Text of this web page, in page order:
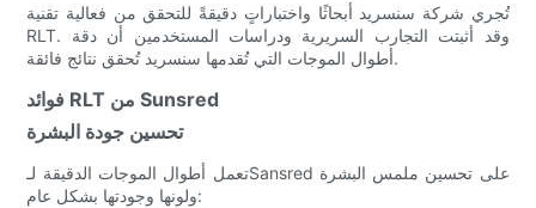
تُجري شركة سنسريد أبحاثًا واختباراتٍ دقيقةً للتحقق من فعالية تقنية
RLT. وقد أثبتت التجارب السريرية ودراسات المستخدمين أن دقة
أطوال الموجات التي تُقدمها سنسريد تُحقق نتائج فائقة.
فوائد RLT من Sunsred
تحسين جودة البشرة
تعمل أطوال الموجات الدقيقة لـSansred على تحسين ملمس البشرة
ولونها وجودتها بشكل عام: